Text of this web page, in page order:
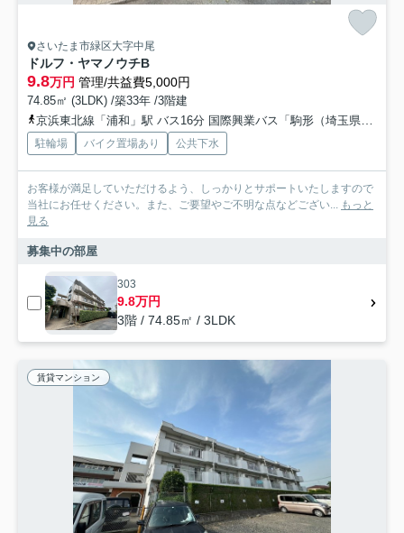
さいたま市緑区大字中尾
ドルフ・ヤマノウチB
9.8万円 管理/共益費5,000円
74.85㎡ (3LDK) /築33年 /3階建
京浜東北線「浦和」駅 バス16分 国際興業バス「駒形（埼玉県）」 停歩5分
駐輪場 バイク置場あり 公共下水
お客様が満足していただけるよう、しっかりとサポートいたしますので
当社にお任せください。また、ご要望やご不明な点などござい... もっと
見る
募集中の部屋
303
9.8万円
3階 / 74.85㎡ / 3LDK
賃貸マンション